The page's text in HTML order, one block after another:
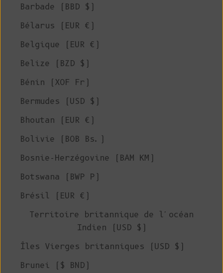
Barbade (BBD $)
Bélarus (EUR €)
Belgique (EUR €)
Belize (BZD $)
Bénin (XOF Fr)
Bermudes (USD $)
Bhoutan (EUR €)
Bolivie (BOB Bs.)
Bosnie-Herzégovine (BAM КМ)
Botswana (BWP P)
Brésil (EUR €)
Territoire britannique de l'océan
Indien (USD $)
Îles Vierges britanniques (USD $)
Brunei ($ BND)